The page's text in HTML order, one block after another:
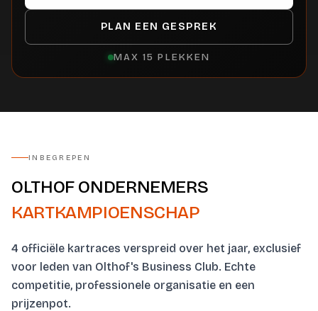
PLAN EEN GESPREK
MAX 15 PLEKKEN
INBEGREPEN
OLTHOF ONDERNEMERS
KARTKAMPIOENSCHAP
4 officiële kartraces verspreid over het jaar, exclusief
voor leden van Olthof's Business Club. Echte
competitie, professionele organisatie en een
prijzenpot.